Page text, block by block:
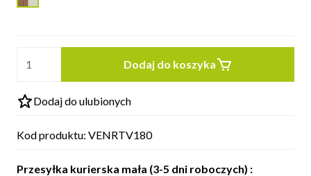
Dodaj do koszyka
Dodaj do ulubionych
Kod produktu: VENRTV180
Przesyłka kurierska mała (3-5 dni roboczych) :